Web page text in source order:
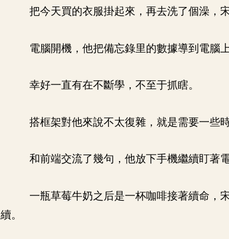
把今天買的衣服掛起來，再去洗了個澡，
電腦開機，他把備忘錄里的數據導到電腦
幸好一直有在不斷學，不至于抓瞎。
搭框架對他來說不太復雜，就是需要一些時
和前端交流了幾句，他放下手機繼續盯著電
一瓶草莓牛奶之后是一杯咖啡接著續命，
續。